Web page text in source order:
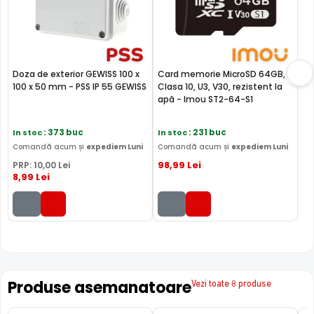
Doza de exterior GEWISS 100 x
100 x 50 mm - PSS IP 55 GEWISS
In stoc: 373 buc
Comandă acum și expediem Luni
PRP: 10,00 Lei
8,99 Lei
Card memorie MicroSD 64GB,
Clasa 10, U3, V30, rezistent la
apă - Imou ST2-64-S1
In stoc: 231 buc
Comandă acum și expediem Luni
98,99 Lei
Produse asemanatoareVezi toate 8 produse